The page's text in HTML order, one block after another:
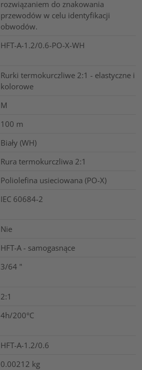
rozwiązaniem do znakowania
przewodów w celu identyfikacji
obwodów.
HFT-A-1.2/0.6-PO-X-WH
Rurki termokurczliwe 2:1 - elastyczne i
kolorowe
M
100 m
Biały (WH)
Rura termokurczliwa 2:1
Poliolefina usieciowana (PO-X)
IEC 60684-2
Nie
HFT-A - samogasnące
3/64 "
2:1
4h/200°C
HFT-A-1.2/0.6
0.00212 kg